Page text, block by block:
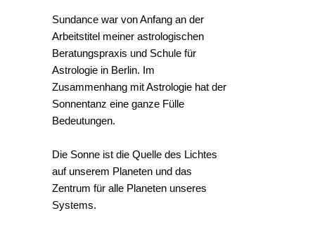
Sundance war von Anfang an der
Arbeitstitel meiner astrologischen
Beratungspraxis und Schule für
Astrologie in Berlin. Im
Zusammenhang mit Astrologie hat der
Sonnentanz eine ganze Fülle
Bedeutungen.
Die Sonne ist die Quelle des Lichtes
auf unserem Planeten und das
Zentrum für alle Planeten unseres
Systems.